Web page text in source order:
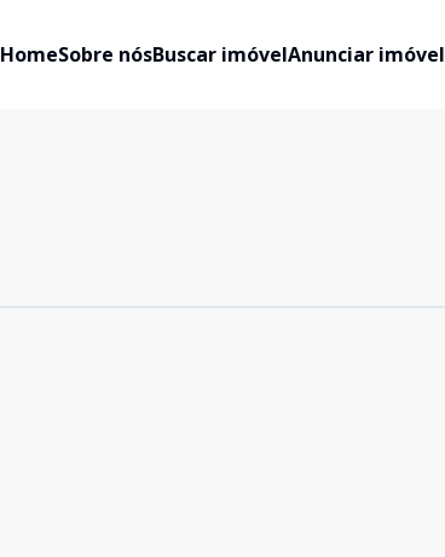
HomeSobre nósBuscar imóvelAnunciar imóvel